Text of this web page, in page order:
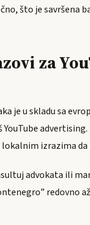
što je savršena
za
je u skladu sa
izrazima
advokata ili
redovno